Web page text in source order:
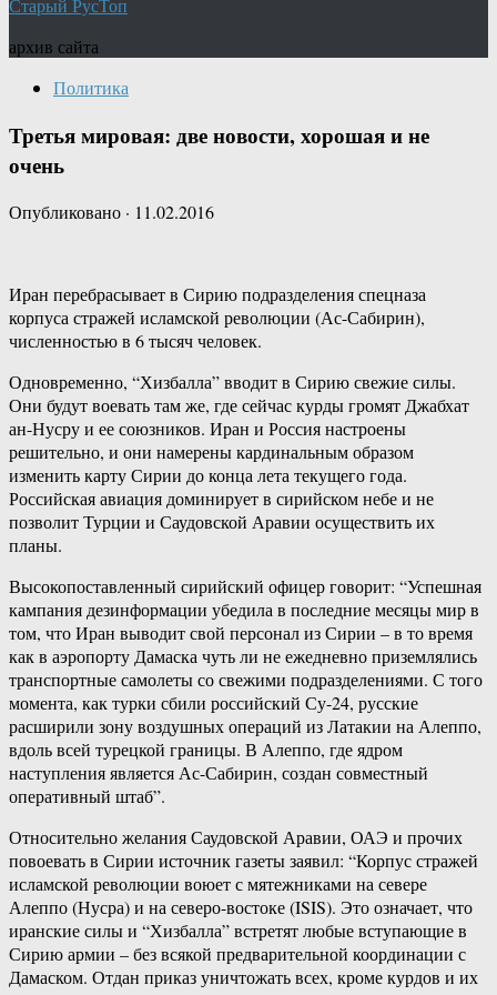
Старый РусТоп
архив сайта
Политика
Третья мировая: две новости, хорошая и не
очень
Опубликовано · 11.02.2016
Иран перебрасывает в Сирию подразделения спецназа
корпуса стражей исламской революции (Ас-Сабирин),
численностью в 6 тысяч человек.
Одновременно, “Хизбалла” вводит в Сирию свежие силы.
Они будут воевать там же, где сейчас курды громят Джабхат
ан-Нусру и ее союзников. Иран и Россия настроены
решительно, и они намерены кардинальным образом
изменить карту Сирии до конца лета текущего года.
Российская авиация доминирует в сирийском небе и не
позволит Турции и Саудовской Аравии осуществить их
планы.
Высокопоставленный сирийский офицер говорит: “Успешная
кампания дезинформации убедила в последние месяцы мир в
том, что Иран выводит свой персонал из Сирии – в то время
как в аэропорту Дамаска чуть ли не ежедневно приземлялись
транспортные самолеты со свежими подразделениями. С того
момента, как турки сбили российский Су-24, русские
расширили зону воздушных операций из Латакии на Алеппо,
вдоль всей турецкой границы. В Алеппо, где ядром
наступления является Ас-Сабирин, создан совместный
оперативный штаб”.
Относительно желания Саудовской Аравии, ОАЭ и прочих
повоевать в Сирии источник газеты заявил: “Корпус стражей
исламской революции воюет с мятежниками на севере
Алеппо (Нусра) и на северо-востоке (ISIS). Это означает, что
иранские силы и “Хизбалла” встретят любые вступающие в
Сирию армии – без всякой предварительной координации с
Дамаском. Отдан приказ уничтожать всех, кроме курдов и их